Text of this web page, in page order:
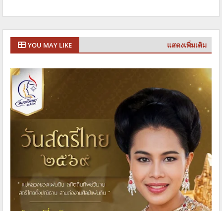
YOU MAY LIKE แสดงเพิ่มเติม